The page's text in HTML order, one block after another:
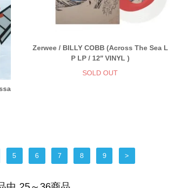
Zerwee / BILLY COBB (Across The Sea L
P LP / 12′′ VINYL )
SOLD OUT
5 6 7 8 9 >